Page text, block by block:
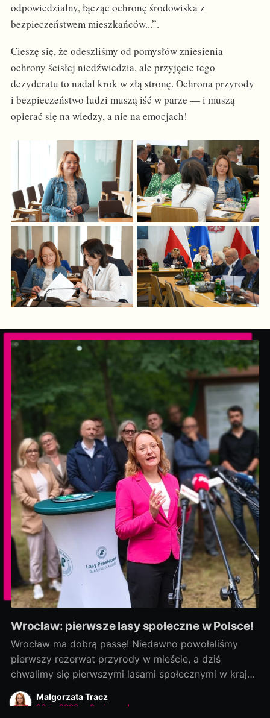
odpowiedzialny, łącząc ochronę środowiska z
bezpieczeństwem mieszkańców...”.
Cieszę się, że odeszliśmy od pomysłów zniesienia
ochrony ścisłej niedźwiedzia, ale przyjęcie tego
dezyderatu to nadal krok w złą stronę. Ochrona przyrody
i bezpieczeństwo ludzi muszą iść w parze — i muszą
opierać się na wiedzy, a nie na emocjach!
Wrocław: pierwsze lasy społeczne w Polsce!
Wrocław ma dobrą passę! Niedawno powołaliśmy
pierwszy rezerwat przyrody w mieście, a dziś
chwalimy się pierwszymi lasami społecznymi w kraju!
Rozmowy zaczęliśmy jako ostatni, a efekty
dowozimy jako pierwsi! Było to możliwe, bo nie
Małgorzata Tracz
23 lip 2026 2 min read